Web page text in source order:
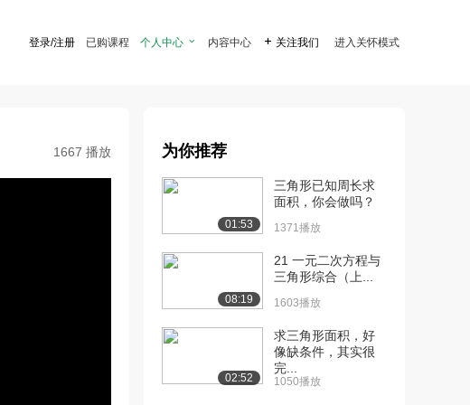
登录/注册 已购课程 个人中心  内容中心  关注我们 进入关怀模式
1667 播放 为你推荐
01:53
三角形已知周长求
面积，你会做吗？
1371播放
08:19
21 一元二次方程与
三角形综合（上...
1603播放
02:52
求三角形面积，好
像缺条件，其实很
完...
1050播放